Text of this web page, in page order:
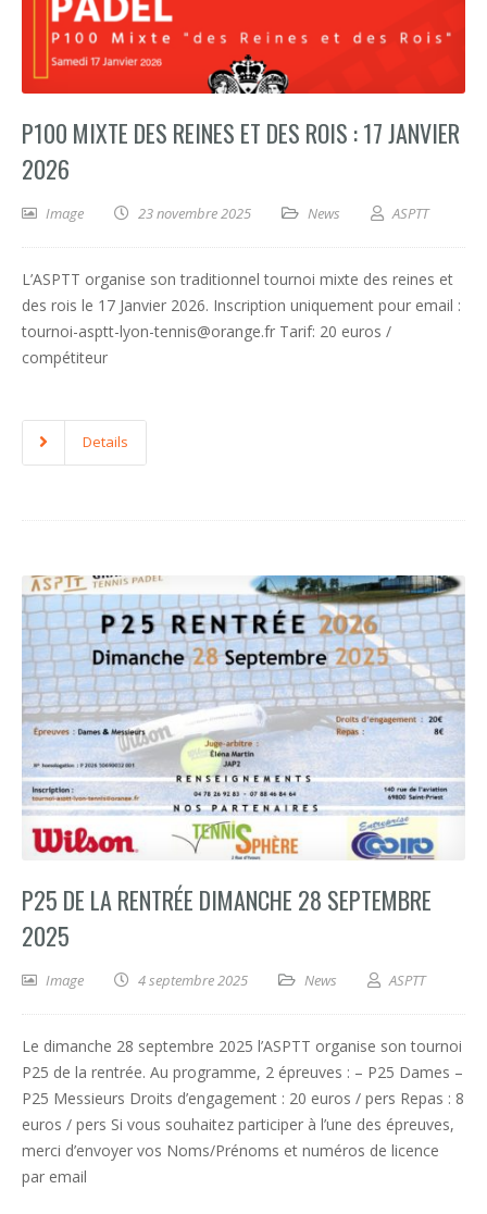
P100 MIXTE DES REINES ET DES ROIS : 17 JANVIER
2026
Image 23 novembre 2025 News ASPTT
L’ASPTT organise son traditionnel tournoi mixte des reines et
des rois le 17 Janvier 2026. Inscription uniquement pour email :
tournoi-asptt-lyon-tennis@orange.fr Tarif: 20 euros /
compétiteur
Details
P25 DE LA RENTRÉE DIMANCHE 28 SEPTEMBRE
2025
Image 4 septembre 2025 News ASPTT
Le dimanche 28 septembre 2025 l’ASPTT organise son tournoi
P25 de la rentrée. Au programme, 2 épreuves : – P25 Dames –
P25 Messieurs Droits d’engagement : 20 euros / pers Repas : 8
euros / pers Si vous souhaitez participer à l’une des épreuves,
merci d’envoyer vos Noms/Prénoms et numéros de licence
par email